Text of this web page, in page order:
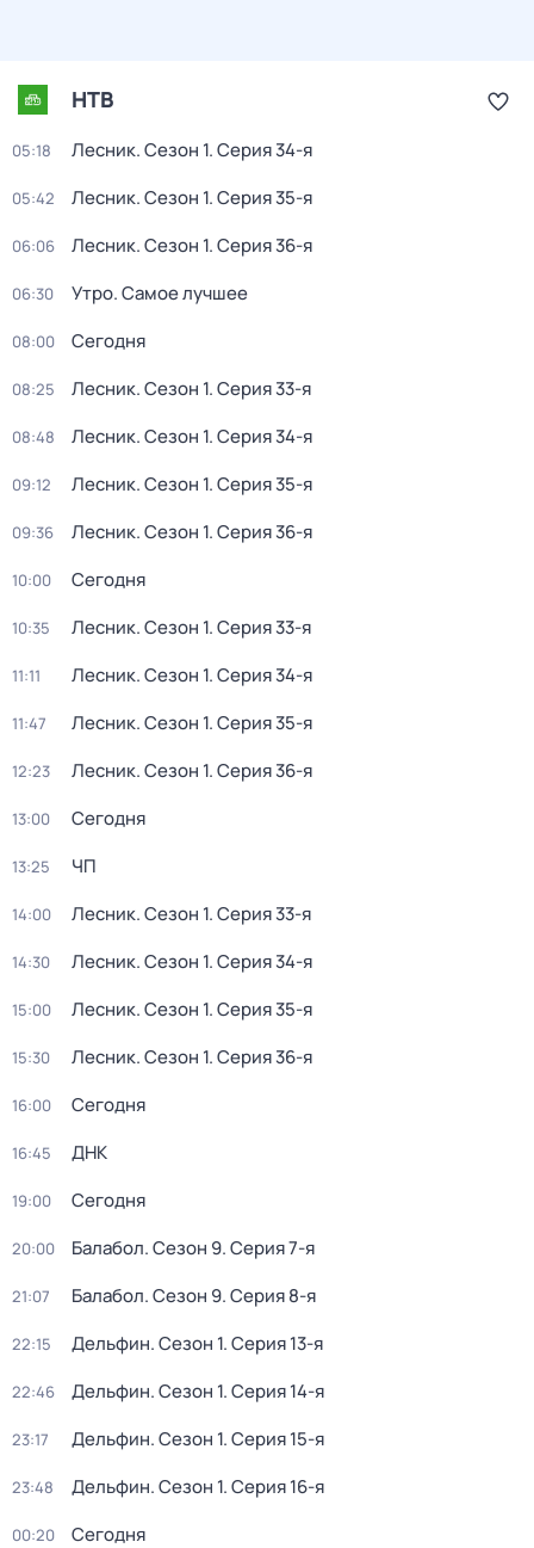
НТВ
05:18 Лесник. Сезон 1. Серия 34-я
05:42 Лесник. Сезон 1. Серия 35-я
06:06 Лесник. Сезон 1. Серия 36-я
06:30 Утро. Самое лучшее
08:00 Сегодня
08:25 Лесник. Сезон 1. Серия 33-я
08:48 Лесник. Сезон 1. Серия 34-я
09:12 Лесник. Сезон 1. Серия 35-я
09:36 Лесник. Сезон 1. Серия 36-я
10:00 Сегодня
10:35 Лесник. Сезон 1. Серия 33-я
11:11 Лесник. Сезон 1. Серия 34-я
11:47 Лесник. Сезон 1. Серия 35-я
12:23 Лесник. Сезон 1. Серия 36-я
13:00 Сегодня
13:25 ЧП
14:00 Лесник. Сезон 1. Серия 33-я
14:30 Лесник. Сезон 1. Серия 34-я
15:00 Лесник. Сезон 1. Серия 35-я
15:30 Лесник. Сезон 1. Серия 36-я
16:00 Сегодня
16:45 ДНК
19:00 Сегодня
20:00 Балабол. Сезон 9. Серия 7-я
21:07 Балабол. Сезон 9. Серия 8-я
22:15 Дельфин. Сезон 1. Серия 13-я
22:46 Дельфин. Сезон 1. Серия 14-я
23:17 Дельфин. Сезон 1. Серия 15-я
23:48 Дельфин. Сезон 1. Серия 16-я
00:20 Сегодня